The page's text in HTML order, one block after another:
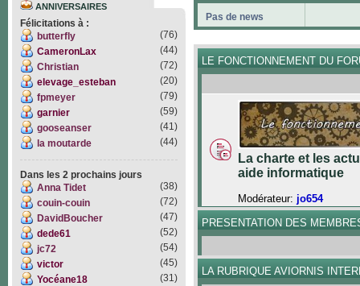
ANNIVERSAIRES
Félicitations à :
butterfly
(76)
CameronLax
(44)
Christian
(72)
elevage_esteban
(20)
fpmeyer
(79)
garnier
(59)
gooseanser
(41)
la moutarde
(44)
Dans les 2 prochains jours
Anna Tidet
(38)
couin-couin
(72)
DavidBoucher
(47)
dede61
(52)
jc72
(54)
victor
(45)
Yocéane18
(31)
Pas de news
LE FONCTIONNEMENT DU
La charte et les
aide informatique
Modérateur: jo654
PRESENTATION DES
LA RUBRIQUE AVIORNIS